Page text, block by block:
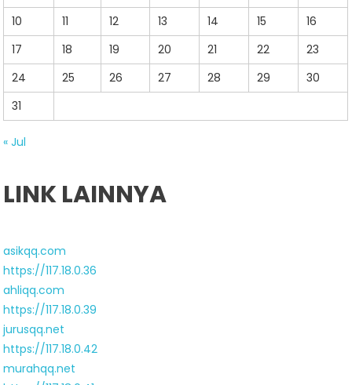
10
11 12 13 14 15
16
17
18 19 20 21 22
23
24
25 26 27 28 29
30
31
« Jul
LINK LAINNYA
asikqq.com
https://117.18.0.36
ahliqq.com
https://117.18.0.39
jurusqq.net
https://117.18.0.42
murahqq.net